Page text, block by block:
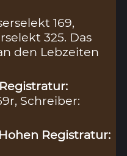
169,
325. Das
den Lebzeiten
Schreiber:
Registratur: